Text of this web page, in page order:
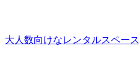
大人数向けなレンタルスペース